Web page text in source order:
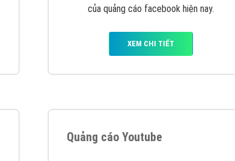
của quảng cáo facebook hiện nay.
XEM CHI TIẾT
Quảng cáo Youtube